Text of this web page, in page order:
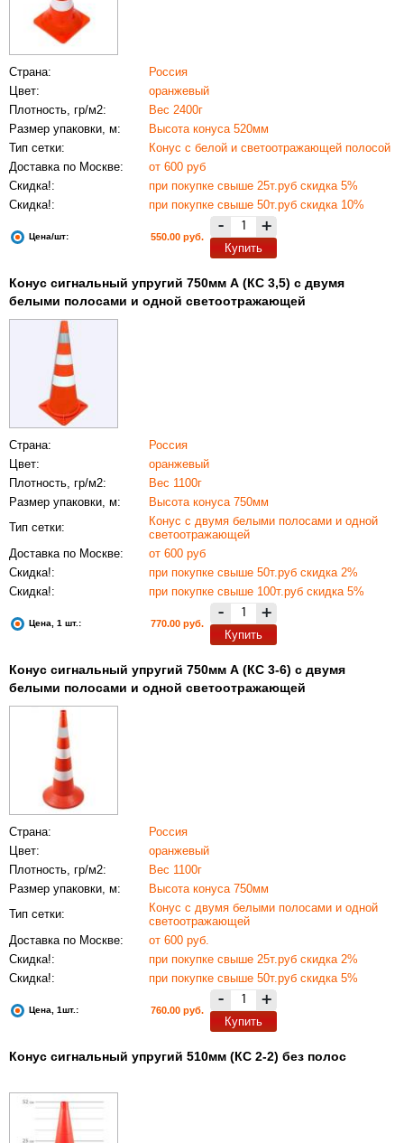
Страна:
Россия
Цвет:
оранжевый
Плотность, гр/м2:
Вес 2400г
Размер упаковки, м:
Высота конуса 520мм
Тип сетки:
Конус с белой и светоотражающей полосой
Доставка по Москве:
от 600 руб
Скидка!:
при покупке свыше 25т.руб скидка 5%
Скидка!:
при покупке свыше 50т.руб скидка 10%
Цена/шт: 550.00 руб.
- +
Купить
Конус сигнальный упругий 750мм А (КС 3,5) с двумя
белыми полосами и одной светоотражающей
Страна:
Россия
Цвет:
оранжевый
Плотность, гр/м2:
Вес 1100г
Размер упаковки, м:
Высота конуса 750мм
Тип сетки:
Конус с двумя белыми полосами и одной
светоотражающей
Доставка по Москве:
от 600 руб
Скидка!:
при покупке свыше 50т.руб скидка 2%
Скидка!:
при покупке свыше 100т.руб скидка 5%
Цена, 1 шт.: 770.00 руб.
- +
Купить
Конус сигнальный упругий 750мм А (КС 3-6) с двумя
белыми полосами и одной светоотражающей
Страна:
Россия
Цвет:
оранжевый
Плотность, гр/м2:
Вес 1100г
Размер упаковки, м:
Высота конуса 750мм
Тип сетки:
Конус с двумя белыми полосами и одной
светоотражающей
Доставка по Москве:
от 600 руб.
Скидка!:
при покупке свыше 25т.руб скидка 2%
Скидка!:
при покупке свыше 50т.руб скидка 5%
Цена, 1шт.: 760.00 руб.
- +
Купить
Конус сигнальный упругий 510мм (КС 2-2) без полос